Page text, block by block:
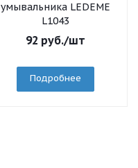
умывальника LEDEME
L1043
92 руб./шт
Подробнее